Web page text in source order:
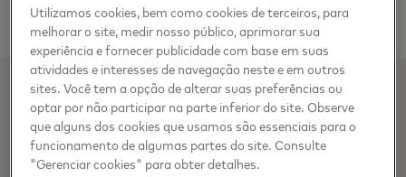
outras áreas noLINK.
Sobre a Mastercard
A Mastercard impulsiona economias e empodera pessoas
em mais de 200 países e territórios em todo o mundo.
Utilizamos cookies, bem como cookies de terceiros, para
melhorar o site, medir nosso público, aprimorar sua
experiência e fornecer publicidade com base em suas
atividades e interesses de navegação neste e em outros
sites. Você tem a opção de alterar suas preferências ou
optar por não participar na parte inferior do site. Observe
que alguns dos cookies que usamos são essenciais para o
funcionamento de algumas partes do site. Consulte
"Gerenciar cookies" para obter detalhes.